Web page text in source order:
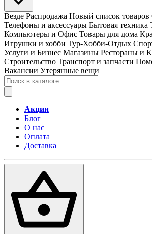
Везде Распродажа Новый список товаров
Телефоны и аксессуары Бытовая техника
Компьютеры и Офис Товары для дома
Игрушки и хобби Тур-Хобби-Отдых
Услуги и Бизнес Магазины Рестораны и
Строительство Транспорт и запчасти
Вакансии Утерянные вещи
Акции
Блог
О нас
Оплата
Доставка